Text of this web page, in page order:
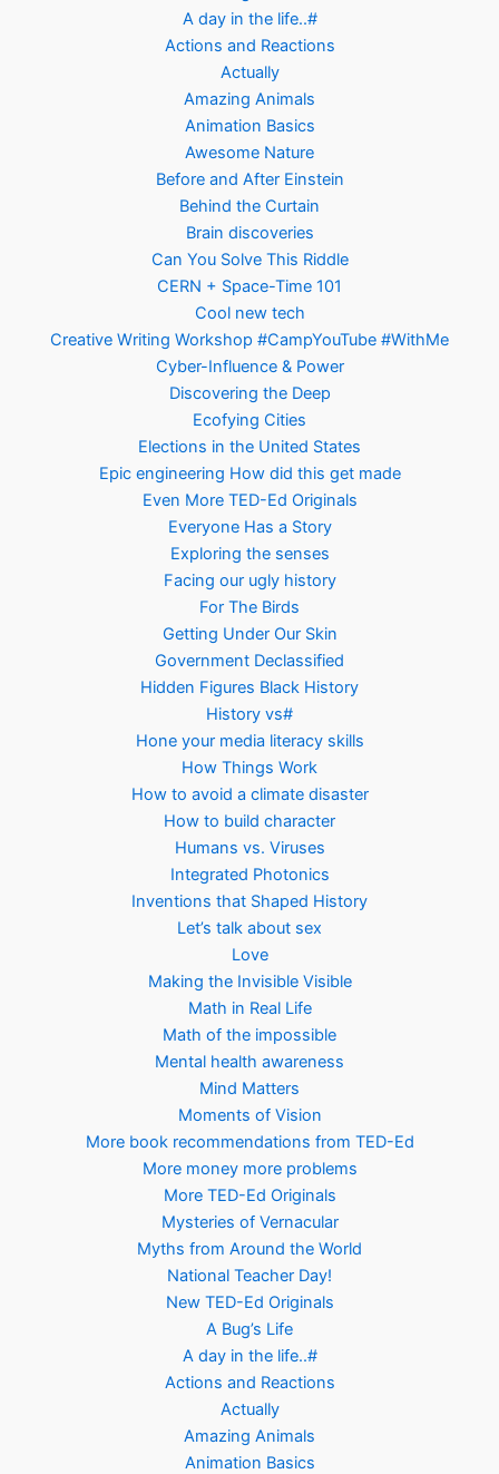
A day in the life..#
Actions and Reactions
Actually
Amazing Animals
Animation Basics
Awesome Nature
Before and After Einstein
Behind the Curtain
Brain discoveries
Can You Solve This Riddle
CERN + Space-Time 101
Cool new tech
Creative Writing Workshop #CampYouTube #WithMe
Cyber-Influence & Power
Discovering the Deep
Ecofying Cities
Elections in the United States
Epic engineering How did this get made
Even More TED-Ed Originals
Everyone Has a Story
Exploring the senses
Facing our ugly history
For The Birds
Getting Under Our Skin
Government Declassified
Hidden Figures Black History
History vs#
Hone your media literacy skills
How Things Work
How to avoid a climate disaster
How to build character
Humans vs. Viruses
Integrated Photonics
Inventions that Shaped History
Let’s talk about sex
Love
Making the Invisible Visible
Math in Real Life
Math of the impossible
Mental health awareness
Mind Matters
Moments of Vision
More book recommendations from TED-Ed
More money more problems
More TED-Ed Originals
Mysteries of Vernacular
Myths from Around the World
National Teacher Day!
New TED-Ed Originals
A Bug’s Life
A day in the life..#
Actions and Reactions
Actually
Amazing Animals
Animation Basics